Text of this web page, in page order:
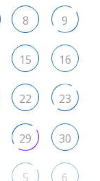
8 9
15 16
22 23
29 30
5 6